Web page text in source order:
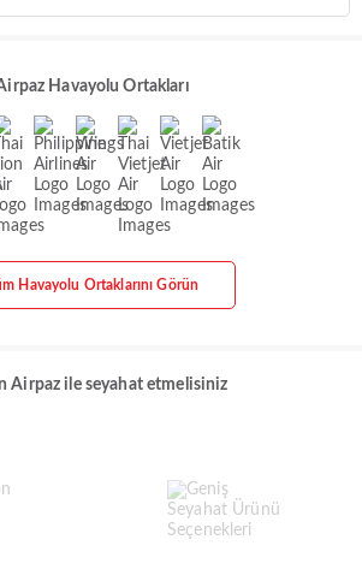
Havayolu Ortakları
Havayolu Ortaklarını Görün
Airpaz ile seyahat etmelisiniz